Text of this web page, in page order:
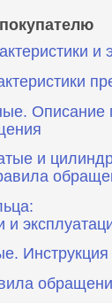
и
Описание
и
и
Инструкция